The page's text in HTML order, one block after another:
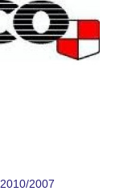
2007